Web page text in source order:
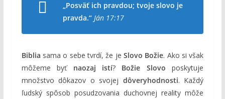
„Posväť ich pravdou; tvoje slovo je
pravda.“ Ján 17:17
Biblia sama o sebe tvrdí, že je Slovo Božie. Ako si však
môžeme byť naozaj istí? Božie Slovo poskytuje
množstvo dôkazov o svojej dôveryhodnosti. Každý
ľudský spôsob posudzovania duchovnej reality môže